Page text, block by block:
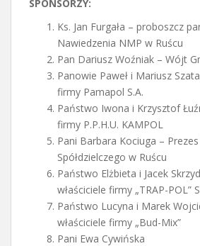
SPONSORZY:
Ks. Jan Furgała – proboszcz
Nawiedzenia NMP w Ruścu
Pan Dariusz Woźniak – Wójt
Panowie Paweł i Mariusz
firmy Pamapol S.A.
Państwo Iwona i Krzysztof
firmy P.P.H.U. KAMPOL
Pani Barbara Kociuga –
Spółdzielczego w Ruścu
Państwo Elżbieta i Jacek
właściciele firmy „TRAP-POL”
Państwo Lucyna i Marek
właściciele firmy „Bud-Mix”
Pani Ewa Cywińska